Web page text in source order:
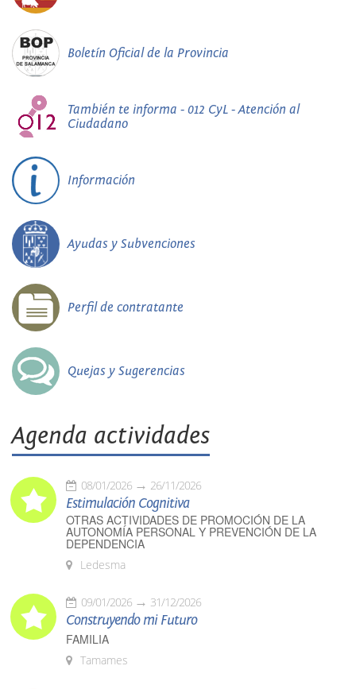
Boletín Oficial de la Provincia
También te informa - 012 CyL - Atención al
Ciudadano
Información
Ayudas y Subvenciones
Perfil de contratante
Quejas y Sugerencias
Agenda actividades
08/01/2026 26/11/2026
Estimulación Cognitiva
OTRAS ACTIVIDADES DE PROMOCIÓN DE LA
AUTONOMÍA PERSONAL Y PREVENCIÓN DE LA
DEPENDENCIA
Ledesma
09/01/2026 31/12/2026
Construyendo mi Futuro
FAMILIA
Tamames